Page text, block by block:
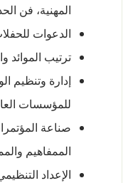
المهنية، فن
الدعوات
ترتيب الموائد
إدارة وتنظيم
للمؤسسات
صناعة
الممفاهيم
الإعداد